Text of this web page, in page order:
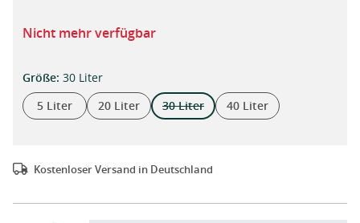
Nicht mehr verfügbar
Größeauswählen
: 30 Liter
5 Liter
20 Liter 30 Liter
(Diese Option ist zurzeit nicht
40 Liter
Kostenloser Versand in Deutschland